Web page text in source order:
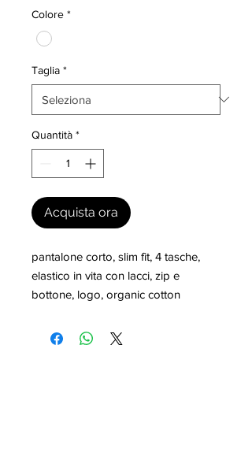
Colore *
Taglia *
Quantità *
Acquista ora
pantalone corto, slim fit, 4 tasche,
elastico in vita con lacci, zip e
bottone, logo, organic cotton